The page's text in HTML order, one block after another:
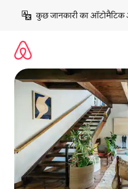
छोड़कर
कॉन्टेंट
कुछ जानकारी का ऑटोमैटिक